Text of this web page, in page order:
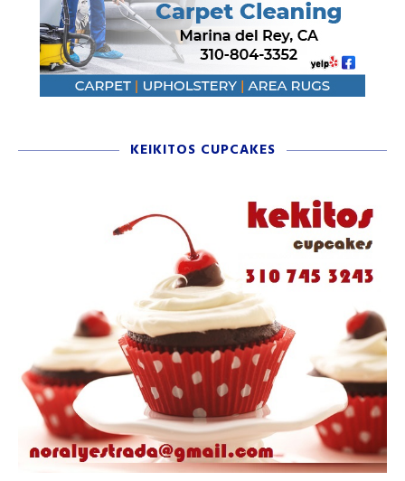
KEIKITOS CUPCAKES